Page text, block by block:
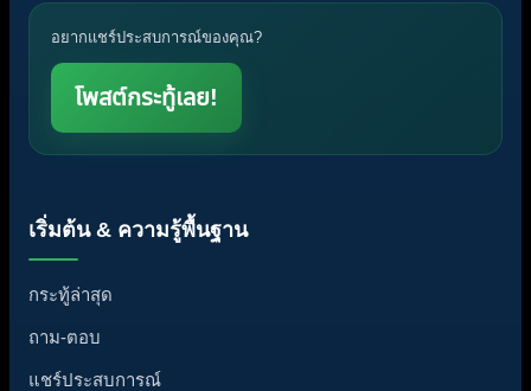
อยากแชร์ประสบการณ์ของคุณ?
โพสต์กระทู้เลย!
เริ่มต้น & ความรู้พื้นฐาน
กระทู้ล่าสุด
ถาม-ตอบ
แชร์ประสบการณ์